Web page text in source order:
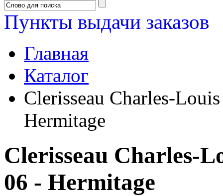
Пункты выдачи заказов
Главная
Каталог
Clerisseau Charles-
Hermitage
Clerisseau Charles-
06 - Hermitage